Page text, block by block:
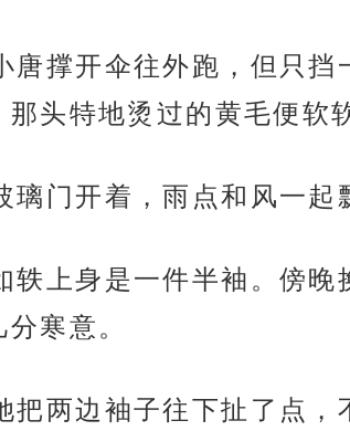
唐撑开伞往外跑，但只
那头特地烫过的黄毛便软
璃门开着，雨点和风一起
轶上身是一件半袖。傍晚
寒意。
把两边袖子往下扯了点